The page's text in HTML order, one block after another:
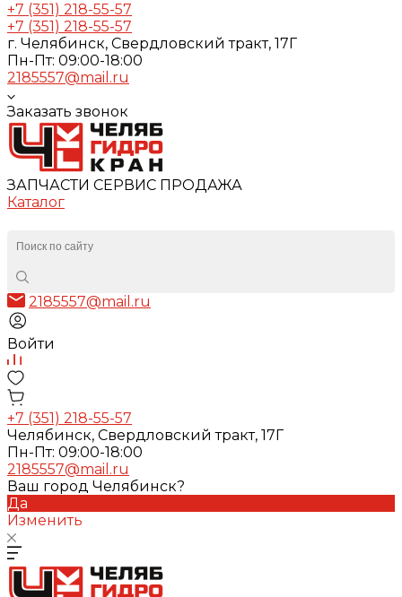
+7 (351) 218-55-57
+7 (351) 218-55-57
г. Челябинск, Свердловский тракт, 17Г
Пн-Пт: 09:00-18:00
2185557@mail.ru
Заказать звонок
ЗАПЧАСТИ СЕРВИС ПРОДАЖА
Каталог
2185557@mail.ru
Войти
+7 (351) 218-55-57
Челябинск, Свердловский тракт, 17Г
Пн-Пт: 09:00-18:00
2185557@mail.ru
Ваш город Челябинск?
Да
Изменить